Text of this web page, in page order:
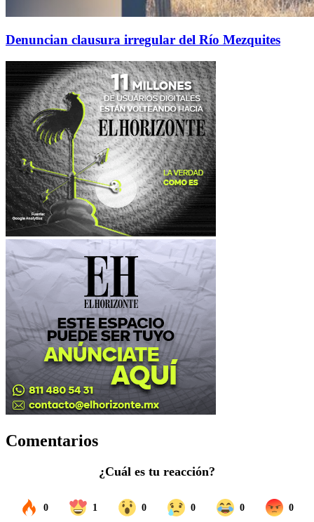
Denuncian clausura irregular del Río Mezquites
Comentarios